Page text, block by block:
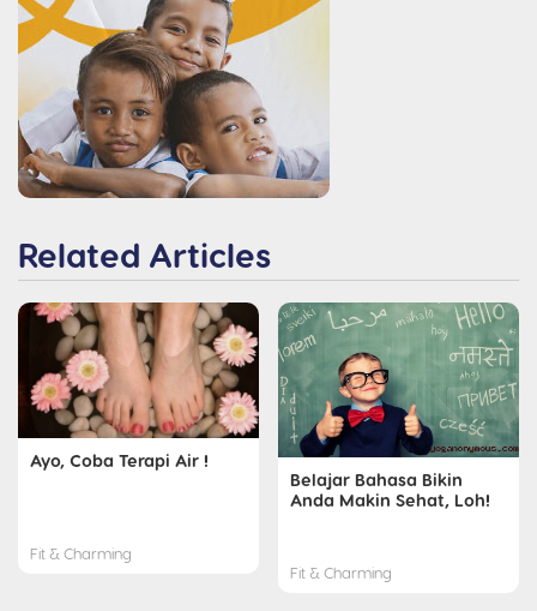
Related Articles
Ayo, Coba Terapi Air !
Fit & Charming
Belajar Bahasa Bikin
Anda Makin Sehat, Loh!
Fit & Charming